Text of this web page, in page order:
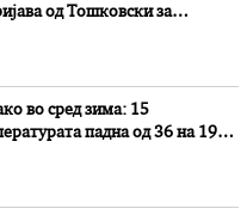
од Тошковски за
во сред зима: 15
падна од 36 на 19